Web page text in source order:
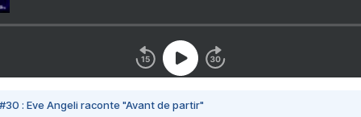
#30 : Eve Angeli raconte "Avant de partir"